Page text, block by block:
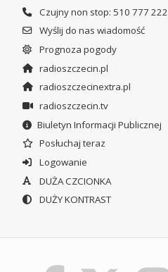
Czujny non stop: 510 777 222
Wyślij do nas wiadomość
Prognoza pogody
radioszczecin.pl
radioszczecinextra.pl
radioszczecin.tv
Biuletyn Informacji Publicznej
Posłuchaj teraz
Logowanie
DUŻA CZCIONKA
DUŻY KONTRAST